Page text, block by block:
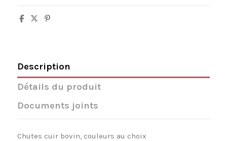
Description
Détails du produit
Documents joints
Chutes cuir bovin, couleurs au choix